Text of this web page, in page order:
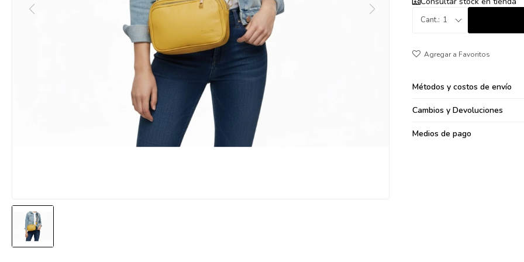
1
Métodos y costos de envío
Cambios y Devoluciones
Medios de pago
095900371
095900382
094499894
095900369
097080133